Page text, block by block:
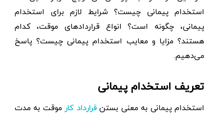
استخدام پیمانی چیست؟ شرایط لازم برای استخدام
پیمانی، چگونه است؟ انواع قراردادهای موقت، کدام
هستند؟ مزایا و معایب استخدام پیمانی چیست؟ پاسخ
می‌دهیم.
تعریف استخدام پیمانی
استخدام پیمانی به معنی بستنقرارداد کارموقت به مدت